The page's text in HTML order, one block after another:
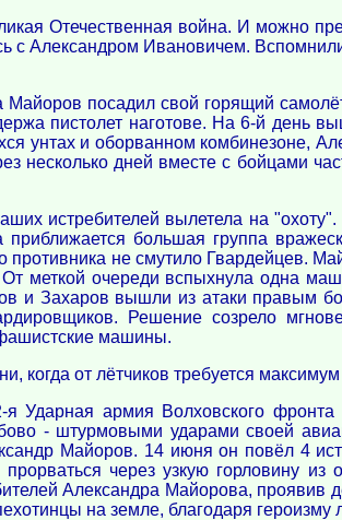
Отечественная война. И можно
с Александром Ивановичем.
Майоров посадил свой горящий
пистолет наготове. На 6-й день
унтах и оборванном комбинезоне,
несколько дней вместе с бойцами
истребителей вылетела на
большая группа
противника не смутило Гвардейцев.
меткой очереди вспыхнула одна
и Захаров вышли из атаки правым
Решение созрело
машины.
когда от лётчиков требуется
Ударная армия Волховского
- штурмовыми ударами своей
Майоров. 14 июня он повёл 4
через узкую горловину
Александра Майорова,
на земле, благодаря героизму